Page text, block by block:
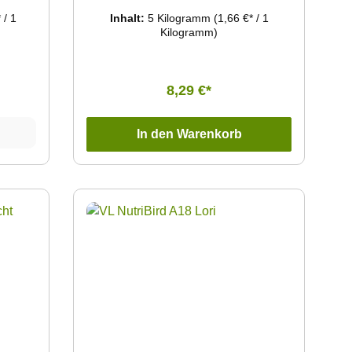
bei
in
/ 1
Inhalt: 5 Kilogramm (1,66 €* / 1
Kilogramm)
8,29 €*
In den Warenkorb